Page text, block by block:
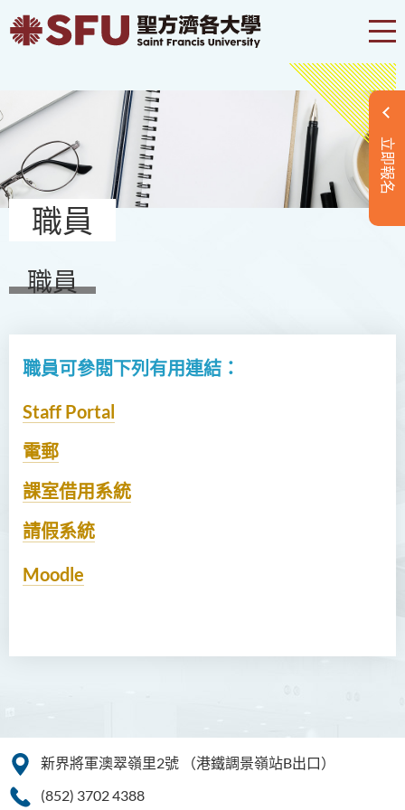
立即報名
職員
職員
職員可參閱下列有用連結：
Staff Portal
電郵
課室借用系統
請假系統
Moodle
新界將軍澳翠嶺里2號
（港鐵調景嶺站B出口）
(852) 3702 4388